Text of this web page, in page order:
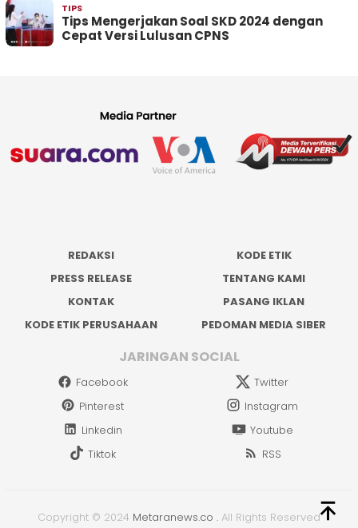
TIPS
Tips Mengerjakan Soal SKD 2024 dengan
Cepat Versi Lulusan CPNS
REDAKSI
KODE ETIK
PRESS RELEASE
TENTANG KAMI
KONTAK
PASANG IKLAN
KODE ETIK PERUSAHAAN
PEDOMAN MEDIA SIBER
JARINGAN SOCIAL
Facebook
Twitter
Pinterest
Instagram
Linkedin
Youtube
Tiktok
RSS
Copyright © 2024 Metaranews.co . All Rights Reserved